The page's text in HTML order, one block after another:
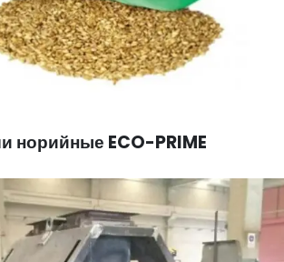
норийные ECO-PRIME